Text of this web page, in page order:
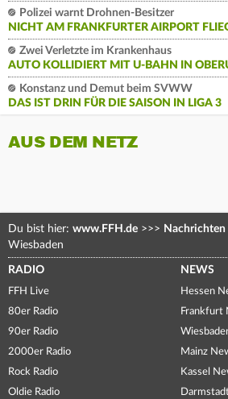
Polizei warnt Drohnen-Besitzer
NICHT AM FRANKFURTER AIRPORT
Zwei Verletzte im Krankenhaus
AUTO KOLLIDIERT MIT U-BAHN IN
Konstanz und Demut beim SVWW
DAS IST DRIN FÜR DIE SAISON IN LIGA 3
AUS DEM NETZ
Du bist hier: www.FFH.de >>> Nachrichten
Wiesbaden
RADIO
FFH Live
80er Radio
90er Radio
2000er Radio
Rock Radio
Oldie Radio
NEWS
Hessen
Frankfurt
Mainz
Kassel